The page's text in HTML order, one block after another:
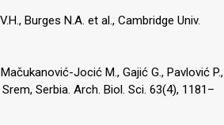
Burges N.A. et al., Cambridge Univ.
Jocić M., Gajić G., Pavlović P.,
Serbia. Arch. Biol. Sci. 63(4), 1181–